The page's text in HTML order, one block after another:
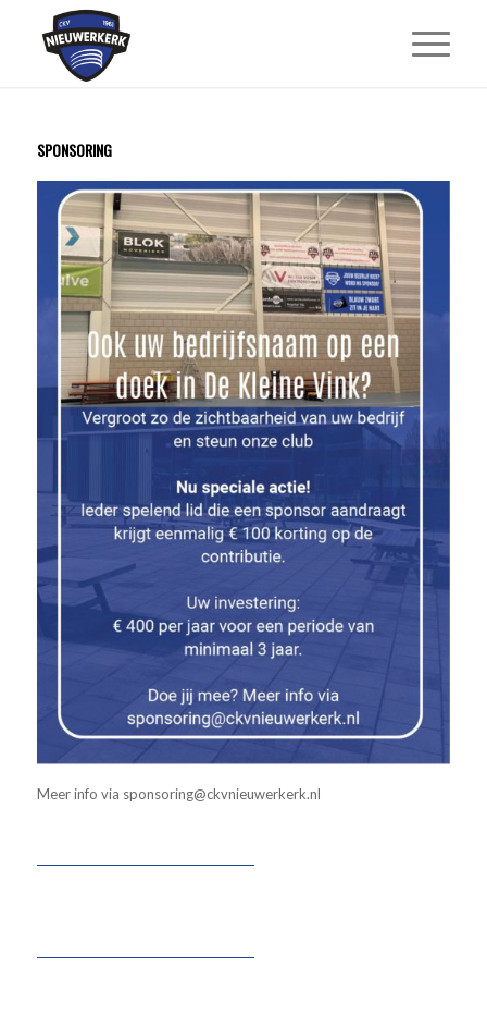
SPONSORING
Meer info via sponsoring@ckvnieuwerkerk.nl